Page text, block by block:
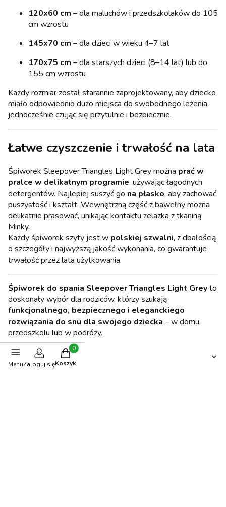
120x60 cm – dla maluchów i przedszkolaków do 105
cm wzrostu
145x70 cm – dla dzieci w wieku 4–7 lat
170x75 cm – dla starszych dzieci (8–14 lat) lub do
155 cm wzrostu
Każdy rozmiar został starannie zaprojektowany, aby dziecko
miało odpowiednio dużo miejsca do swobodnego leżenia,
jednocześnie czując się przytulnie i bezpiecznie.
Łatwe czyszczenie i trwałość na lata
Śpiworek Sleepover Triangles Light Grey można prać w
pralce w delikatnym programie, używając łagodnych
detergentów. Najlepiej suszyć go na płasko, aby zachować
puszystość i kształt. Wewnętrzną część z bawełny można
delikatnie prasować, unikając kontaktu żelazka z tkaniną
Minky.
Każdy śpiworek szyty jest w polskiej szwalni, z dbałością
o szczegóły i najwyższą jakość wykonania, co gwarantuje
trwałość przez lata użytkowania.
Śpiworek do spania Sleepover Triangles Light Greyto
doskonały wybór dla rodziców, którzy szukają
funkcjonalnego, bezpiecznego i eleganckiego
rozwiązania do snu dla swojego dziecka – w domu,
przedszkolu lub w podróży.
Opinie
MenuZaloguj się
Produkty w koszyku: 0. Zobacz szczegóły
Koszyk